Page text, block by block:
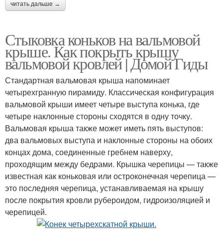
читать дальше →
Стыковка коньков на вальмовой
крыше. Как покрыть крышу
вальмовой кровлей | Домой Гиды
Стандартная вальмовая крыша напоминает
четырехгранную пирамиду. Классическая конфигурация
вальмовой крыши имеет четыре выступа конька, где
четыре наклонные стороны сходятся в одну точку.
Вальмовая крыша также может иметь пять выступов:
два вальмовых выступа и наклонные стороны на обоих
концах дома, соединенные гребнем наверху,
проходящим между бедрами. Крышка черепицы — также
известная как коньковая или остроконечная черепица —
это последняя черепица, устанавливаемая на крышу
после покрытия кровли рубероидом, гидроизоляцией и
черепицей.